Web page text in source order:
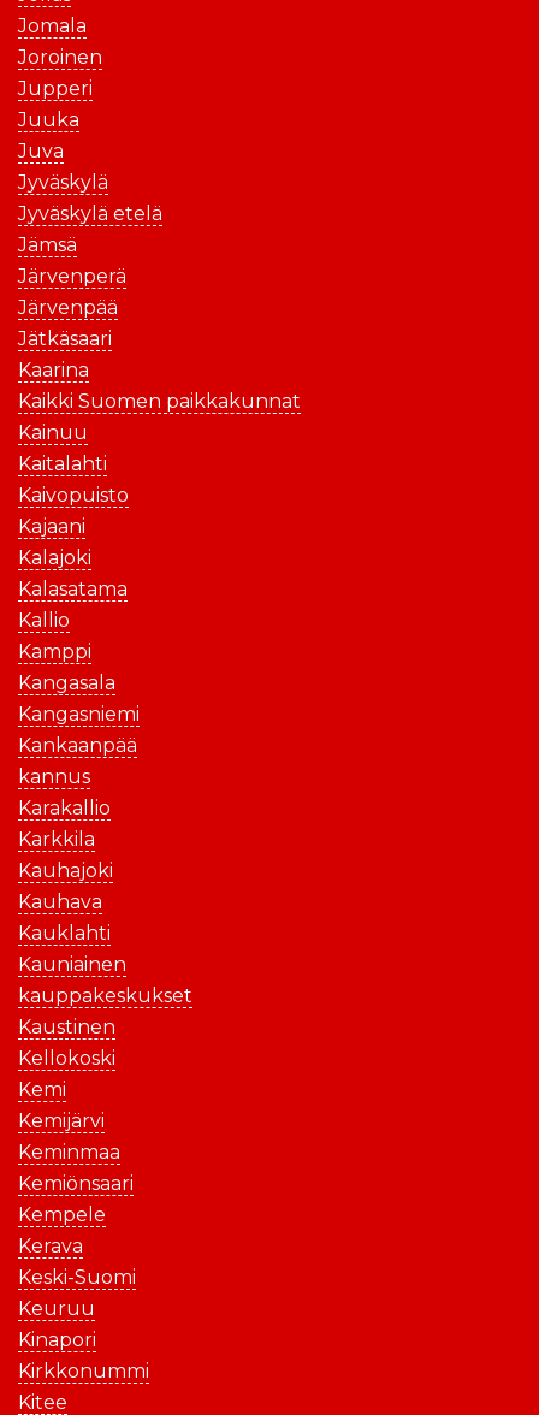
Jomala
Joroinen
Jupperi
Juuka
Juva
Jyväskylä
Jyväskylä etelä
Jämsä
Järvenperä
Järvenpää
Jätkäsaari
Kaarina
Kaikki Suomen paikkakunnat
Kainuu
Kaitalahti
Kaivopuisto
Kajaani
Kalajoki
Kalasatama
Kallio
Kamppi
Kangasala
Kangasniemi
Kankaanpää
kannus
Karakallio
Karkkila
Kauhajoki
Kauhava
Kauklahti
Kauniainen
kauppakeskukset
Kaustinen
Kellokoski
Kemi
Kemijärvi
Keminmaa
Kemiönsaari
Kempele
Kerava
Keski-Suomi
Keuruu
Kinapori
Kirkkonummi
Kitee